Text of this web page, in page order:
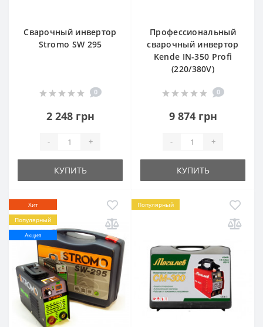
Сварочный инвертор
Stromo SW 295
0
2 248 грн
- +
КУПИТЬ
Профессиональный
сварочный инвертор
Kende IN-350 Profi
(220/380V)
0
9 874 грн
- +
КУПИТЬ
Хит
Популярный
Акция
Популярный